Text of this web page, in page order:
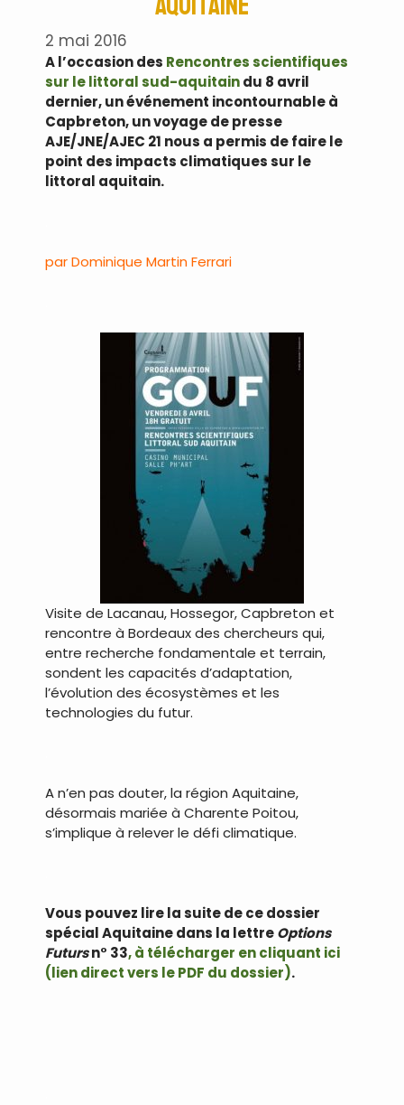
2 mai 2016
A l’occasion des Rencontres scientifiques
sur le littoral sud-aquitaindu 8 avril
dernier, un événement incontournable à
Capbreton, un voyage de presse
AJE/JNE/AJEC 21 nous a permis de faire le
point des impacts climatiques sur le
littoral aquitain.
par Dominique Martin Ferrari
Visite de Lacanau, Hossegor, Capbreton et
rencontre à Bordeaux des chercheurs qui,
entre recherche fondamentale et terrain,
sondent les capacités d’adaptation,
l’évolution des écosystèmes et les
technologies du futur.
A n’en pas douter, la région Aquitaine,
désormais mariée à Charente Poitou,
s’implique à relever le défi climatique.
Vous pouvez lire la suite de ce dossier
spécial Aquitaine dans la lettreOptions
Futursn° 33, à télécharger en cliquant ici
(lien direct vers le PDF du dossier).